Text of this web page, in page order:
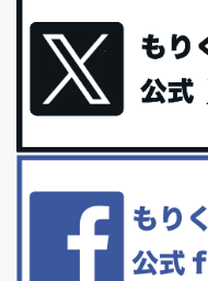
今回は、最近毎回定期的に
礼品トップ５を紹介します
更年期を穏やかに乗りきる
アラフィフからの体と心の
といった更年期症状はまだ...
白髪・美容・免疫力、現代
リーブオイルorごま油をた